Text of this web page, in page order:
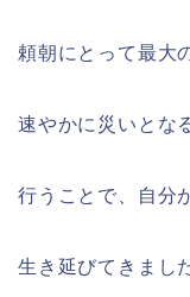
頼朝にとって最大
速やかに災いとな
行うことで、自分
生き延びてきまし